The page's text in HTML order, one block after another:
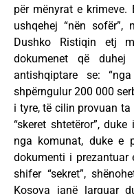
për mënyrat e krimeve.
ushqehej “nën sofër”,
Dushko Ristiqin etj
dokumenet që
antishqiptare se:
shpërngulur 200 000
i tyre, të cilin provuan
“skeret shtetëror”,
nga komunat, duke e
dokumenti i prezantuar
shifer “sekret”,
Kosova janë larguar